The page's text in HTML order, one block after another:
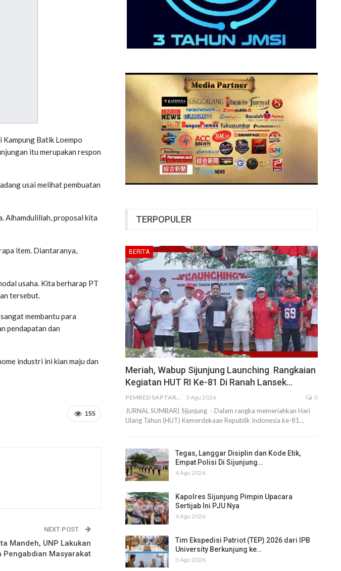
Kampung Batik Loempo
itu merupakan respon
usai melihat pembuatan
Alhamdulillah, proposal kita
item. Diantaranya,
usaha. Kita berharap PT
tersebut.
membantu para
pendapatan dan
industri ini kian maju dan
155
NEXT POST
Mandeh, UNP Lakukan
Pengabdian Masyarakat
TERPOPULER
BERITA
Meriah, Wabup Sijunjung Launching Rangkaian
Kegiatan HUT RI Ke-81 Di Ranah Lansek…
PEMRED SAPTARIUS 3 Agu 2026 0
JURNAL SUMBAR| Sijunjung - Dalam rangka memeriahkan Hari
Ulang Tahun (HUT) Kemerdekaan Republik Indonesia ke-81…
Tegas, Langgar Disiplin dan Kode Etik,
Empat Polisi Di Sijunjung…
4 Agu 2026
Kapolres Sijunjung Pimpin Upacara
Sertijab Ini PJU Nya
4 Agu 2026
Tim Ekspedisi Patriot (TEP) 2026 dari IPB
University Berkunjung ke…
3 Agu 2026